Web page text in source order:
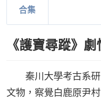
合集
《護寶尋蹤》
秦川大學考古系
文物，察覺白鹿原尹